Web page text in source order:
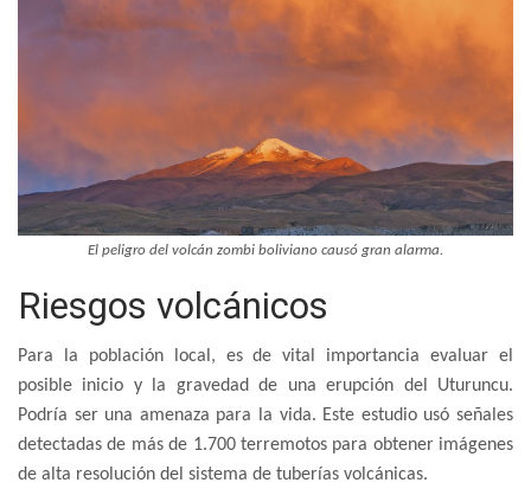
El peligro del volcán zombi boliviano causó gran alarma.
Riesgos volcánicos
Para la población local, es de vital importancia evaluar el
posible inicio y la gravedad de una erupción del Uturuncu.
Podría ser una amenaza para la vida. Este estudio usó señales
detectadas de más de 1.700 terremotos para obtener imágenes
de alta resolución del sistema de tuberías volcánicas.